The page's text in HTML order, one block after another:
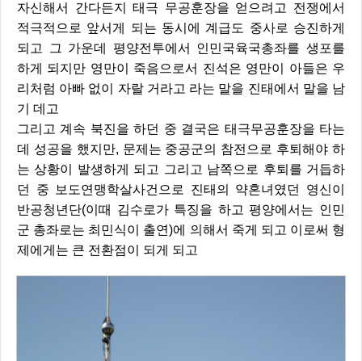
자신해서 간다든지 태극 무공훈장을 얻으려고 전쟁에서
적극적으로 앞서게 되는 동시에 계급도 중사로 승진하게
되고 그 가운데 평양전투에서 인민국육국총좌를 생포를
하게 되지만 영만이 죽음으로서 진석은 영만이 아들은 우
리처럼 아빠 없이 자랄 거라고 라는 말을 진태에서 말을 남
기 데고
그리고 계속 북진을 하던 중 결국은 태극무공훈장을 타는
데 성공을 했지만, 문제는 중공군의 참전으로 후퇴해야 하
는 상황이 발생하게 되고 그리고 남쪽으로 후퇴를 거듭하
던 중 보도연맹학살사건으로 진태의 약혼녀였던 영신이
반공청년단(이때 김수로가 특징을 하고 평양에서는 인민
군 총좌로는 최민식이 출연)에 의해서 죽게 되고 이로써 형
제에게는 큰 전환점이 되게 되고